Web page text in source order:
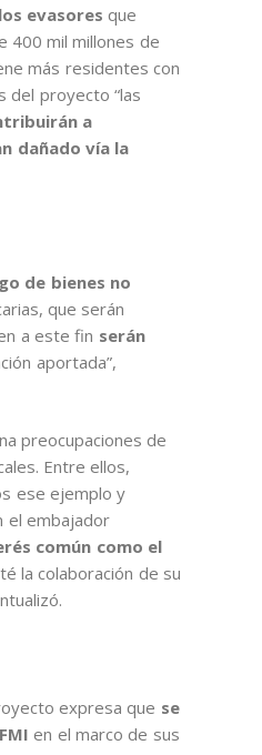
evasores que
400 mil millones de
más residentes con
del proyecto “las
a
dañado vía la
de bienes no
que serán
a este fin serán
aportada”,
preocupaciones de
Entre ellos,
ese ejemplo y
el embajador
común como el
la colaboración de su
expresa que se
en el marco de sus